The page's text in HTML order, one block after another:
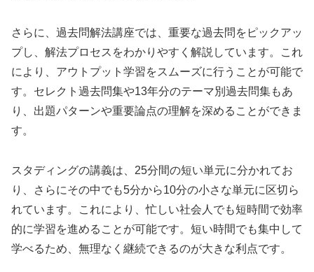
さらに、過去問解法講座では、重要な過去問をピックアッ
プし、解法プロセスをわかりやすく解説しています。これ
により、アウトプット学習をスムーズに行うことが可能で
す。セレクト過去問集や13年分のテーマ別過去問集もあ
り、出題パターンや重要論点の理解を深めることができま
す。
スタディングの講義は、25分間の短い単元に分かれてお
り、さらにその中でも5分から10分の小さな単元に区切ら
れています。これにより、忙しい社会人でも短時間で効率
的に学習を進めることが可能です。短い時間でも集中して
学べるため、無理なく継続できるのが大きな利点です。